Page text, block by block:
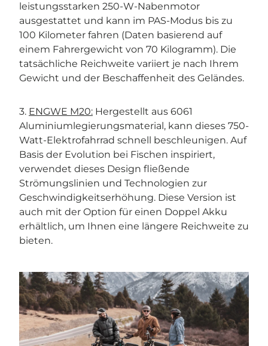
leistungsstarken 250-W-Nabenmotor
ausgestattet und kann im PAS-Modus bis zu
100 Kilometer fahren (Daten basierend auf
einem Fahrergewicht von 70 Kilogramm). Die
tatsächliche Reichweite variiert je nach Ihrem
Gewicht und der Beschaffenheit des Geländes.
3. ENGWE M20: Hergestellt aus 6061
Aluminiumlegierungsmaterial, kann dieses 750-
Watt-Elektrofahrrad schnell beschleunigen. Auf
Basis der Evolution bei Fischen inspiriert,
verwendet dieses Design fließende
Strömungslinien und Technologien zur
Geschwindigkeitserhöhung. Diese Version ist
auch mit der Option für einen Doppel Akku
erhältlich, um Ihnen eine längere Reichweite zu
bieten.